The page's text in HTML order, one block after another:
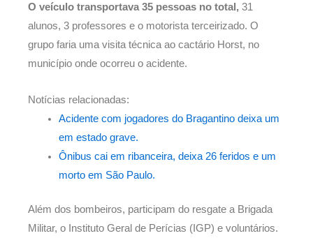
O veículo transportava 35 pessoas no total, 31
alunos, 3 professores e o motorista terceirizado. O
grupo faria uma visita técnica ao cactário Horst, no
município onde ocorreu o acidente.
Notícias relacionadas:
Acidente com jogadores do Bragantino deixa um
em estado grave.
Ônibus cai em ribanceira, deixa 26 feridos e um
morto em São Paulo.
Além dos bombeiros, participam do resgate a Brigada
Militar, o Instituto Geral de Perícias (IGP) e voluntários.